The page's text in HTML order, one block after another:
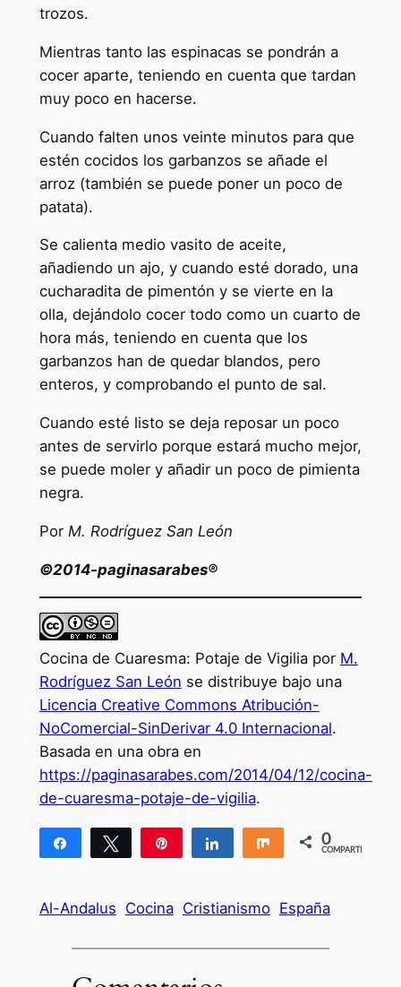
trozos.
Mientras tanto las espinacas se pondrán a
cocer aparte, teniendo en cuenta que tardan
muy poco en hacerse.
Cuando falten unos veinte minutos para que
estén cocidos los garbanzos se añade el
arroz (también se puede poner un poco de
patata).
Se calienta medio vasito de aceite,
añadiendo un ajo, y cuando esté dorado, una
cucharadita de pimentón y se vierte en la
olla, dejándolo cocer todo como un cuarto de
hora más, teniendo en cuenta que los
garbanzos han de quedar blandos, pero
enteros, y comprobando el punto de sal.
Cuando esté listo se deja reposar un poco
antes de servirlo porque estará mucho mejor,
se puede moler y añadir un poco de pimienta
negra.
Por M. Rodríguez San León
©2014-paginasarabes®
Cocina de Cuaresma: Potaje de Vigilia por M.
Rodríguez San León se distribuye bajo una
Licencia Creative Commons Atribución-
NoComercial-SinDerivar 4.0 Internacional.
Basada en una obra en
https://paginasarabes.com/2014/04/12/cocina-
de-cuaresma-potaje-de-vigilia.
Compartir Twittear Compartir Compartir
0
COMPARTIR
Al-Andalus Cocina Cristianismo España